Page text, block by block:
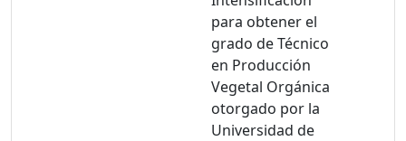
para obtener el
grado de Técnico
en Producción
Vegetal Orgánica
otorgado por la
Universidad de